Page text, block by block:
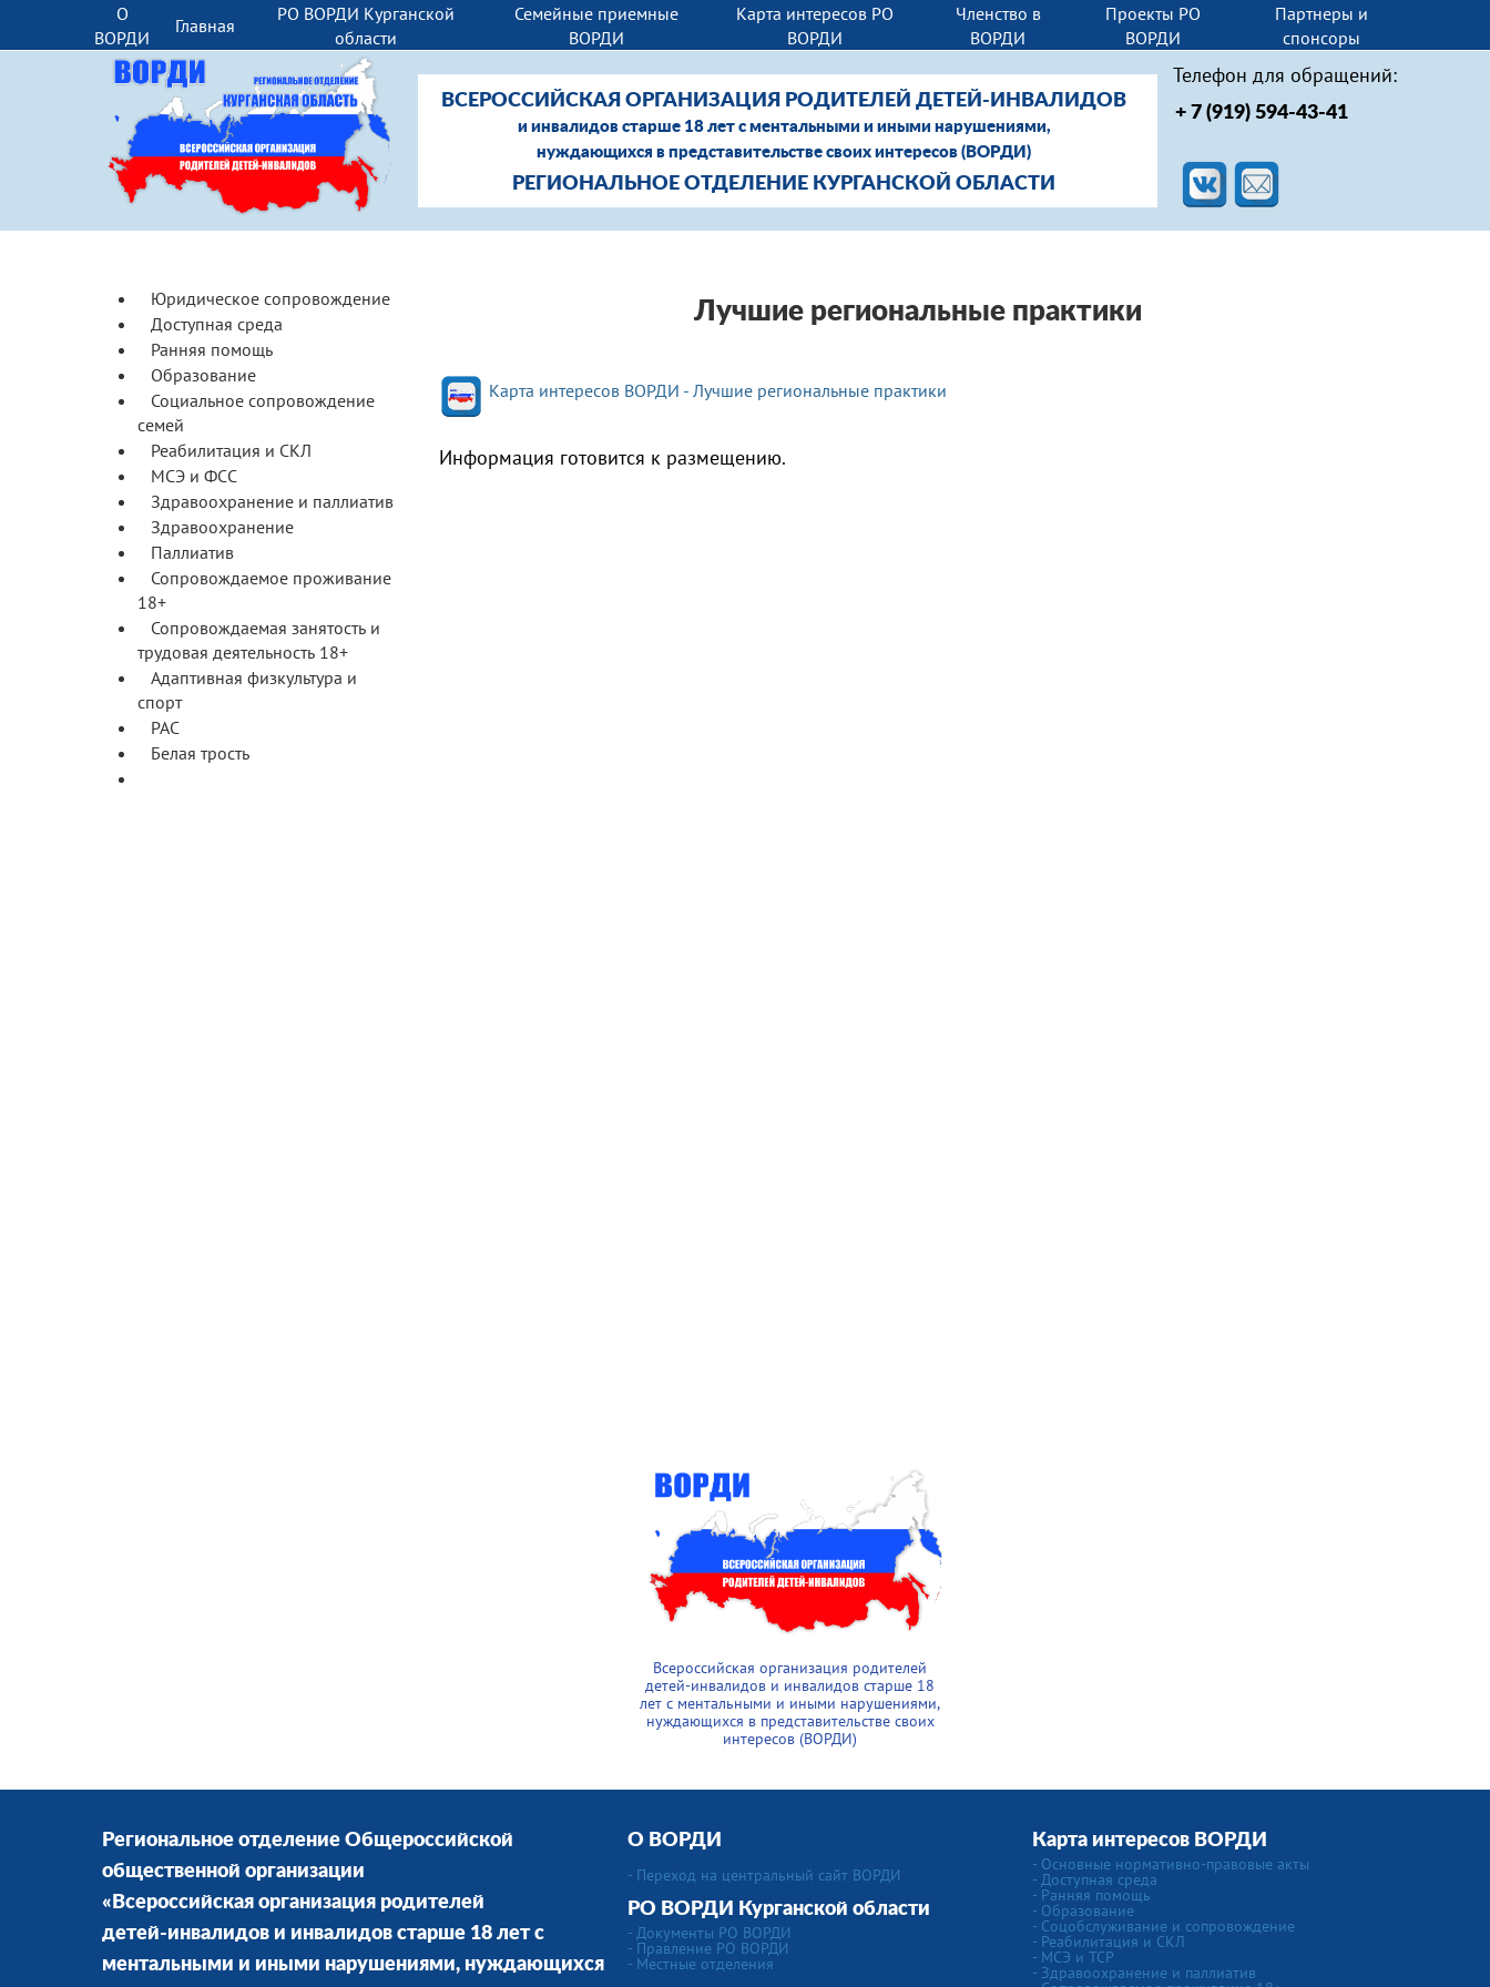
О
ВОРДИ
Главная
РО ВОРДИ Курганской
области
Семейные приемные
ВОРДИ
Карта интересов РО
ВОРДИ
Членство в
ВОРДИ
Проекты РО
ВОРДИ
Партнеры и
спонсоры
ВСЕРОССИЙСКАЯ ОРГАНИЗАЦИЯ РОДИТЕЛЕЙ ДЕТЕЙ-ИНВАЛИДОВ
и инвалидов старше 18 лет с ментальными и иными нарушениями,
нуждающихся в представительстве своих интересов (ВОРДИ)
РЕГИОНАЛЬНОЕ ОТДЕЛЕНИЕ КУРГАНСКОЙ ОБЛАСТИ
Телефон для обращений:
+ 7 (919) 594-43-41
Юридическое сопровождение
Доступная среда
Ранняя помощь
Образование
Социальное сопровождение
семей
Реабилитация и СКЛ
МСЭ и ФСС
Здравоохранение и паллиатив
Здравоохранение
Паллиатив
Сопровождаемое проживание
18+
Сопровождаемая занятость и
трудовая деятельность 18+
Адаптивная физкультура и
спорт
РАС
Белая трость
Карта интересов ВОРДИ - Лучшие региональные практики
Информация готовится к размещению.
Лучшие региональные практики
Всероссийская организация родителей
детей-инвалидов и инвалидов старше 18
лет с ментальными и иными нарушениями,
нуждающихся в представительстве своих
интересов (ВОРДИ)
Региональное отделение Общероссийской
общественной организации
«Всероссийская организация родителей
детей-инвалидов и инвалидов старше 18 лет с
ментальными и иными нарушениями, нуждающихся
О ВОРДИ
- Переход на центральный сайт ВОРДИ
РО ВОРДИ Курганской области
- Документы РО ВОРДИ
- Правление РО ВОРДИ
- Местные отделения
Карта интересов ВОРДИ
- Основные нормативно-правовые акты
- Доступная среда
- Ранняя помощь
- Образование
- Соцобслуживание и сопровождение
- Реабилитация и СКЛ
- МСЭ и ТСР
- Здравоохранение и паллиатив